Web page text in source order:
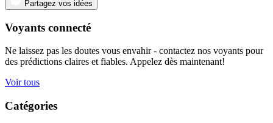
Partagez vos idées
Voyants connecté
Ne laissez pas les doutes vous envahir - contactez nos voyants pour
des prédictions claires et fiables. Appelez dès maintenant!
Voir tous
Catégories